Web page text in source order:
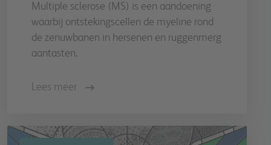
Multiple sclerose (MS) is een aandoening
waarbij ontstekingscellen de myeline rond
de zenuwbanen in hersenen en ruggenmerg
aantasten.
Lees meer